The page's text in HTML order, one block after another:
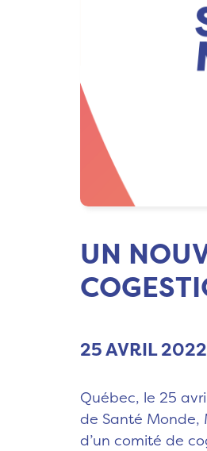
UN
25 AVRIL 2022
Québec, le 25
de Santé Monde,
d’un comité de